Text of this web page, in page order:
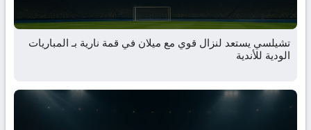
تشيلسي يستعد لنزال قوي مع ميلان في قمة نارية بـ المباريات
الودية للأندية